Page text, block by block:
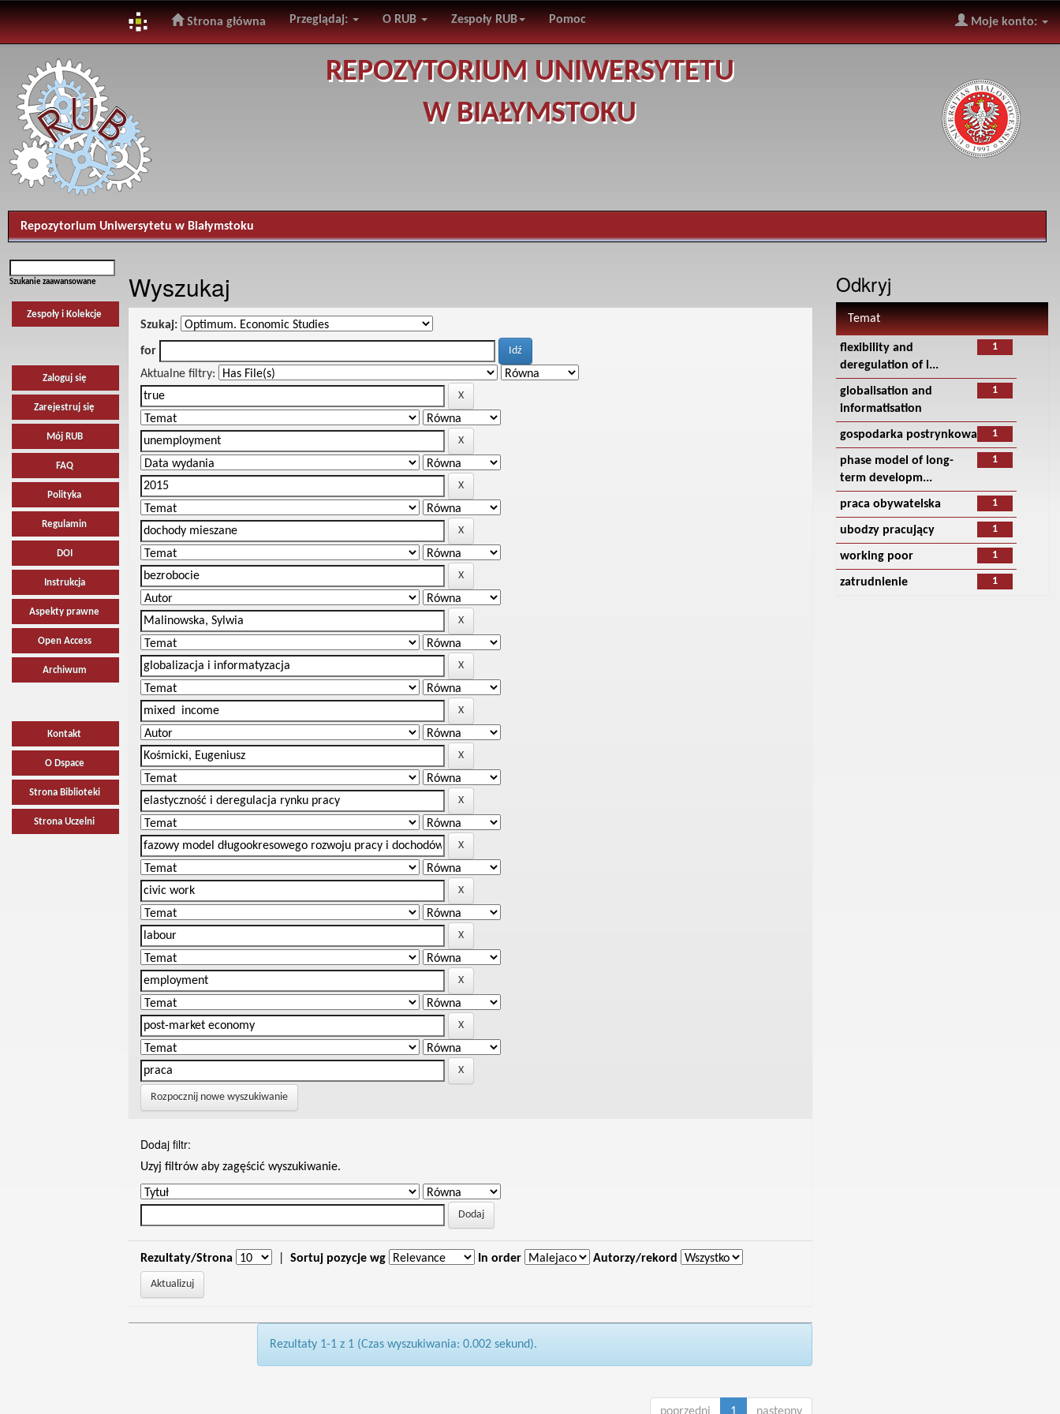
navigation
Strona główna Przeglądaj: O RUB Zespoły RUB Pomoc Moje konto:
REPOZYTORIUM UNIWERSYTETU
W BIAŁYMSTOKU
Repozytorium Uniwersytetu w Białymstoku
Szukanie zaawansowane
Zespoły i Kolekcje
Zaloguj się
Zarejestruj się
Mój RUB
FAQ
Polityka
Regulamin
DOI
Instrukcja
Aspekty prawne
Open Access
Archiwum
Kontakt
O Dspace
Strona Biblioteki
Strona Uczelni
Wyszukaj
Szukaj:
for
Aktualne filtry:
Rozpocznij nowe wyszukiwanie
Dodaj filtr:
Uzyj filtrów aby zagęścić wyszukiwanie.
Rezultaty/Strona Sortuj pozycje wg In order Autorzy/rekord
Rezultaty 1-1 z 1 (Czas wyszukiwania: 0.002 sekund).
Odkryj
Temat
1
flexibility and
deregulation of l...
1
globalisation and
informatisation
1
gospodarka postrynkowa
1
phase model of long-
term developm...
1
praca obywatelska
1
ubodzy pracujący
1
working poor
1
zatrudnienie